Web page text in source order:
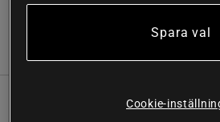
Denna funktionella
Spara val
Cookie-